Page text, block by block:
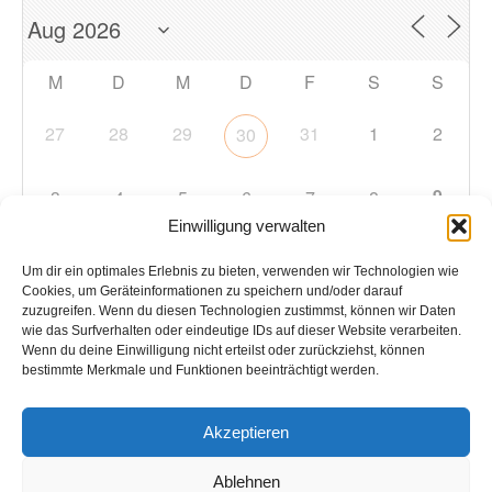
Einwilligung verwalten
Um dir ein optimales Erlebnis zu bieten, verwenden wir Technologien wie
Cookies, um Geräteinformationen zu speichern und/oder darauf
zuzugreifen. Wenn du diesen Technologien zustimmst, können wir Daten
wie das Surfverhalten oder eindeutige IDs auf dieser Website verarbeiten.
Wenn du deine Einwilligung nicht erteilst oder zurückziehst, können
bestimmte Merkmale und Funktionen beeinträchtigt werden.
Akzeptieren
Ablehnen
M D M D F S S
27 28 29 30 31 1 2
3 4 5 6 7 8 9
10 11 12 13 14 15
17 18 19 20 21 22 23
31 1 2 3 4 5 6